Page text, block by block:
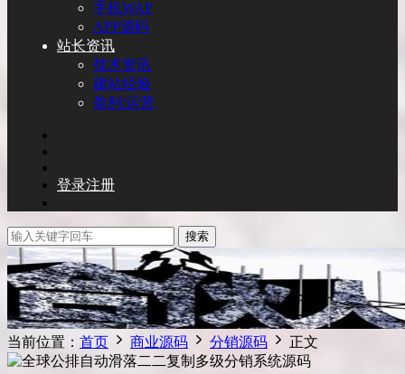
手机WAP
APP源码
站长资讯
技术资讯
建站经验
盈利/运营
登录注册
搜索
当前位置： 首页 商业源码 分销源码 正文